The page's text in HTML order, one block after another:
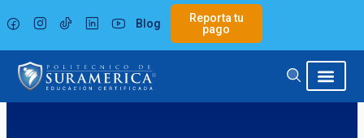
al
contenido
Blog
Reporta tu
pago